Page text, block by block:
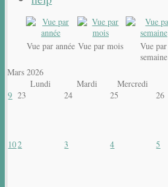
Vue par année Vue par mois
Vue par
semaine
Mars 2026
Lundi
Mardi Mercredi
9 23 24 25 26
102 3 4 5